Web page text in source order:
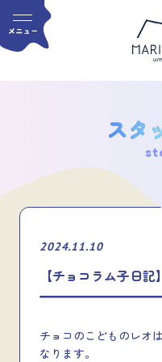
2024.11.10
【チョコラム子日
チョコのこどものレオ
なります。